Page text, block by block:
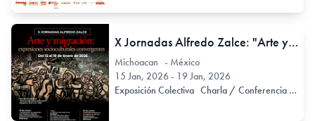
X Jornadas Alfredo Zalce: "Arte y Migración: expresiones socioculturales convergentes"
Michoacan - México
15 Jan, 2026 - 19 Jan, 2026
Exposición Colectiva Charla / Conferencia / Disertación